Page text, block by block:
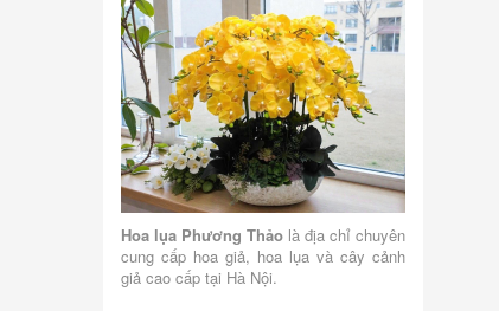
Hoa lụa Phương Thảo là địa chỉ chuyên
cung cấp hoa giả, hoa lụa và cây cảnh
giả cao cấp tại Hà Nội.